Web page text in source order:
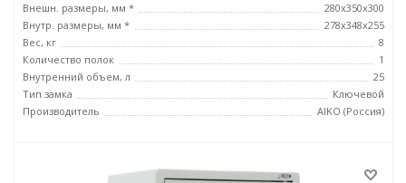
Внешн. размеры, мм *
280x350x300
Внутр. размеры, мм *
278x348x255
Вес, кг
8
Количество полок
1
Внутренний объем, л
25
Тип замка
Ключевой
Производитель
AIKO (Россия)